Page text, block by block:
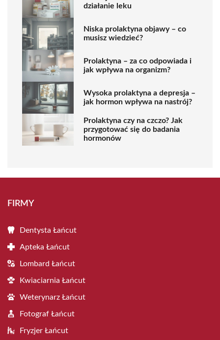
działanie leku
Niska prolaktyna objawy – co
musisz wiedzieć?
Prolaktyna – za co odpowiada i
jak wpływa na organizm?
Wysoka prolaktyna a depresja –
jak hormon wpływa na nastrój?
Prolaktyna czy na czczo? Jak
przygotować się do badania
hormonów
FIRMY
Dentysta Łańcut
Apteka Łańcut
Lombard Łańcut
Kwiaciarnia Łańcut
Weterynarz Łańcut
Fotograf Łańcut
Fryzjer Łańcut